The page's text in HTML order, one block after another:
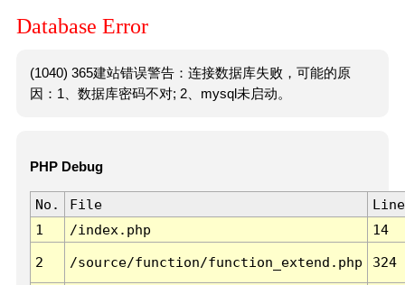
Database Error
(1040) 365建站错误警告：连接数据库失败，可能的原
因：1、数据库密码不对; 2、mysql未启动。
PHP Debug
No. File
Line
1
/index.php 14
2 /source/function/function_extend.php 324